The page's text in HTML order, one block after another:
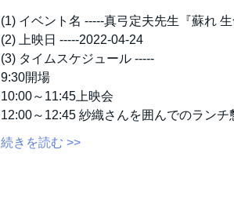
(1) イベント名 -----真弓定夫先生『蘇れ
(2) 上映日 -----2022-04-24
(3) タイムスケジュール -----
9:30開場
10:00～11:45上映会
12:00～12:45 紗織さんを囲んでのランチ
続きを読む >>